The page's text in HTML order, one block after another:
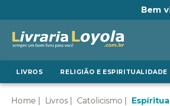
Bem
LIVROS RELIGIÃO E ESPIRITUALIDADE
Home Livros Catolicismo